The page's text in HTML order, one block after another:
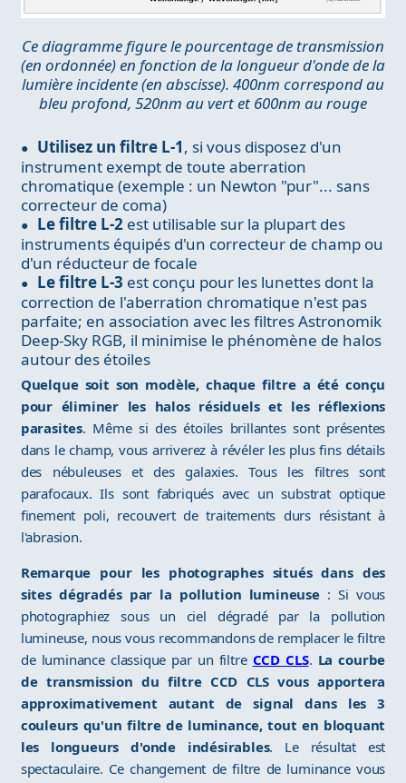
Ce diagramme figure le pourcentage de transmission
(en ordonnée) en fonction de la longueur d'onde de la
lumière incidente (en abscisse). 400nm correspond au
bleu profond, 520nm au vert et 600nm au rouge
Utilisez un filtre L-1, si vous disposez d'un
instrument exempt de toute aberration
chromatique (exemple : un Newton "pur"... sans
correcteur de coma)
Le filtre L-2est utilisable sur la plupart des
instruments équipés d'un correcteur de champ ou
d'un réducteur de focale
Le filtre L-3 est conçu pour les lunettes dont la
correction de l'aberration chromatique n'est pas
parfaite; en association avec les filtres Astronomik
Deep-Sky RGB, il minimise le phénomène de halos
autour des étoiles
Quelque soit son modèle, chaque filtre a été conçu
pour éliminer les halos résiduels et les réflexions
parasites. Même si des étoiles brillantes sont présentes
dans le champ, vous arriverez à révéler les plus fins détails
des nébuleuses et des galaxies. Tous les filtres sont
parafocaux. Ils sont fabriqués avec un substrat optique
finement poli, recouvert de traitements durs résistant à
l'abrasion.
Remarque pour les photographes situés dans des
sites dégradés par la pollution lumineuse: Si vous
photographiez sous un ciel dégradé par la pollution
lumineuse, nous vous recommandons de remplacer le filtre
de luminance classique par un filtre CCD CLS. La courbe
de transmission du filtre CCD CLS vous apportera
approximativement autant de signal dans les 3
couleurs qu'un filtre de luminance, tout en bloquant
les longueurs d'onde indésirables. Le résultat est
spectaculaire. Ce changement de filtre de luminance vous